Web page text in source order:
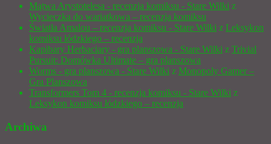
Mątwa Arystotelesa - recenzja komiksu - Stare Wilki z
Wycieczka do wariatkowa – recenzja komiksu
Światła Amalou – recenzja komiksu - Stare Wilki z Leksykon
komiksu łódzkiego – recenzja
Kapibary Herbaciary - gra planszowa - Stare Wilki z Trivial
Pursuit: Domówka Ultimate – gra planszowa
Worms - gra planszowa - Stare Wilki z Monopoly Gamer –
Gra Planszowa
Transformers Tom 4 - recenzja komiksu - Stare Wilki z
Leksykon komiksu łódzkiego – recenzja
Archiwa